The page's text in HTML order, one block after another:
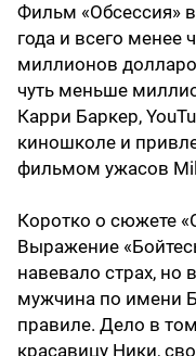
Фильм «Обсессия»
года и всего менее
миллионов
чуть меньше
Карри Баркер,
киношколе и
фильмом ужасов
Коротко о сюжете
Выражение
навевало страх, но
мужчина по имени
правиле. Дело в
красавицу Ники,